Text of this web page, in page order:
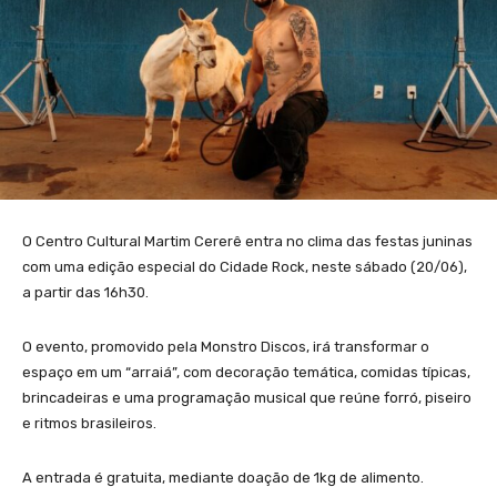
O Centro Cultural Martim Cererê entra no clima das festas juninas
com uma edição especial do Cidade Rock, neste sábado (20/06),
a partir das 16h30.
O evento, promovido pela Monstro Discos, irá transformar o
espaço em um “arraiá”, com decoração temática, comidas típicas,
brincadeiras e uma programação musical que reúne forró, piseiro
e ritmos brasileiros.
A entrada é gratuita, mediante doação de 1kg de alimento.